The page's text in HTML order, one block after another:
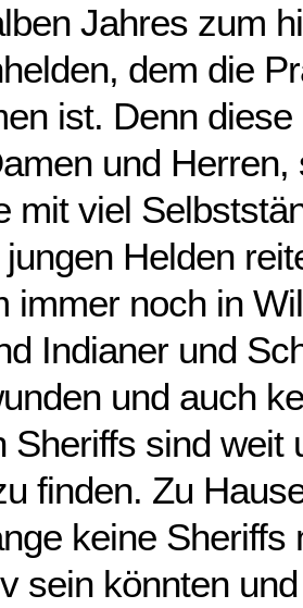
Jahres zum
dem die
ist. Denn
und Herren,
mit viel
Helden
immer noch in
Indianer und
und auch
Sheriffs sind weit
finden. Zu
keine Sheriffs
sein könnten